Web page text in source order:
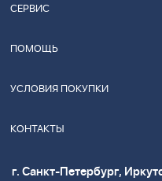
СЕРВИС
ПОМОЩЬ
УСЛОВИЯ ПОКУПКИ
КОНТАКТЫ
г. Санкт-Петербург,